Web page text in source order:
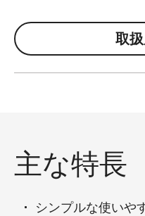
取
主な特長
シンプルな使いや